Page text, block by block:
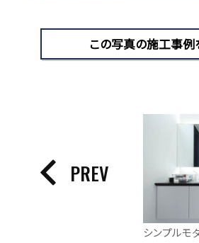
この写真の施工事例
PREV